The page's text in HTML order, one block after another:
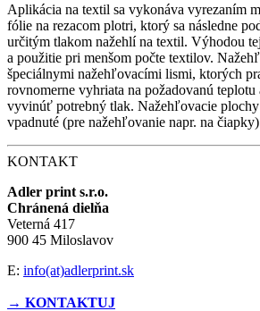
Aplikácia na textil sa vykonáva vyrezaním
fólie na rezacom plotri, ktorý sa následne
určitým tlakom nažehlí na textil. Výhodou
a použitie pri menšom počte textilov.
špeciálnymi nažehľovacími lismi, ktorých
rovnomerne vyhriata na požadovanú teplotu
vyvinúť potrebný tlak. Nažehľovacie
vpadnuté (pre nažehľovanie napr. na
KONTAKT
Adler print s.r.o.
Chránená dielňa
Veterná 417
900 45 Miloslavov
E: info(at)adlerprint.sk
→ KONTAKTUJ